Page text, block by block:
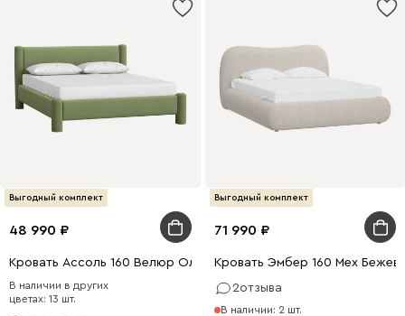
Выгодный комплект
48 990
Кровать Ассоль 160 Велюр Оливковый
В наличии в других
цветах: 13 шт.
Выгодный комплект
71 990
Кровать Эмбер 160 Мех
2отзыва
В наличии: 2 шт.